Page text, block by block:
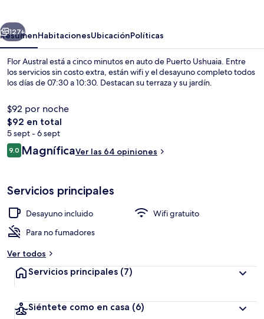
Desayuno completo incluido todos
Siguiente
127+
ResumenHabitacionesUbicaciónPolíticas
Flor Austral está a cinco minutos en auto de Puerto Ushuaia. Entre
los servicios sin costo extra, están wifi y el desayuno completo todos
los días de 07:30 a 10:30. Destacan su terraza y su jardín.
$92 por noche
El
precio
total
es
$92 en total
5 sept - 6 sept
Opiniones
9.09.0 de 10,
MagníficaVer las 64 opiniones
Servicios principales
Desayuno incluido
Wifi gratuito
Para no fumadores
Ver todos
Servicios principales (7)
Siéntete como en casa (6)